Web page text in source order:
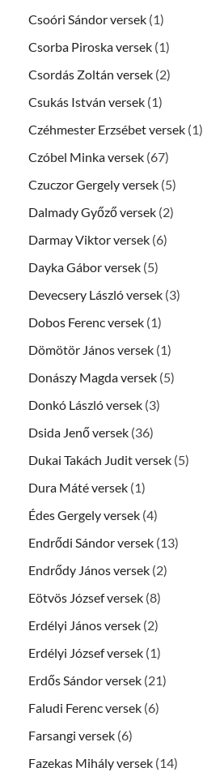
Csoóri Sándor versek (1)
Csorba Piroska versek (1)
Csordás Zoltán versek (2)
Csukás István versek (1)
Czéhmester Erzsébet versek (1)
Czóbel Minka versek (67)
Czuczor Gergely versek (5)
Dalmady Győző versek (2)
Darmay Viktor versek (6)
Dayka Gábor versek (5)
Devecsery László versek (3)
Dobos Ferenc versek (1)
Dömötör János versek (1)
Donászy Magda versek (5)
Donkó László versek (3)
Dsida Jenő versek (36)
Dukai Takách Judit versek (5)
Dura Máté versek (1)
Édes Gergely versek (4)
Endrődi Sándor versek (13)
Endrődy János versek (2)
Eötvös József versek (8)
Erdélyi János versek (2)
Erdélyi József versek (1)
Erdős Sándor versek (21)
Faludi Ferenc versek (6)
Farsangi versek (6)
Fazekas Mihály versek (14)